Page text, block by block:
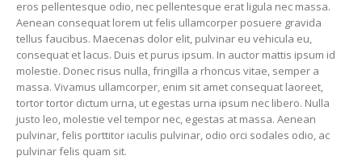
eros pellentesque odio, nec pellentesque erat ligula nec massa.
Aenean consequat lorem ut felis ullamcorper posuere gravida
tellus faucibus. Maecenas dolor elit, pulvinar eu vehicula eu,
consequat et lacus. Duis et purus ipsum. In auctor mattis ipsum id
molestie. Donec risus nulla, fringilla a rhoncus vitae, semper a
massa. Vivamus ullamcorper, enim sit amet consequat laoreet,
tortor tortor dictum urna, ut egestas urna ipsum nec libero. Nulla
justo leo, molestie vel tempor nec, egestas at massa. Aenean
pulvinar, felis porttitor iaculis pulvinar, odio orci sodales odio, ac
pulvinar felis quam sit.